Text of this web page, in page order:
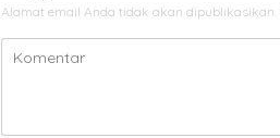
Alamat email Anda tidak akan dipublikasikan.